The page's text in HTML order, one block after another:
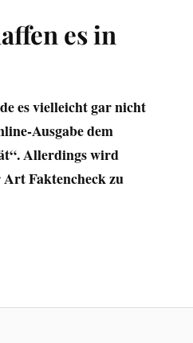
es in
es vielleicht gar nicht
Ausgabe dem
Allerdings wird
Art Faktencheck zu